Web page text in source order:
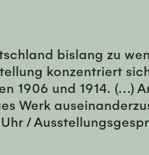
bislang zu
konzentriert
1906 und 1914. (…)
/